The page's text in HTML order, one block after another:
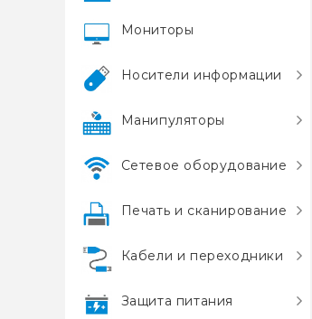
Мониторы
Носители информации
Манипуляторы
Сетевое оборудование
Печать и сканирование
Кабели и переходники
Защита питания